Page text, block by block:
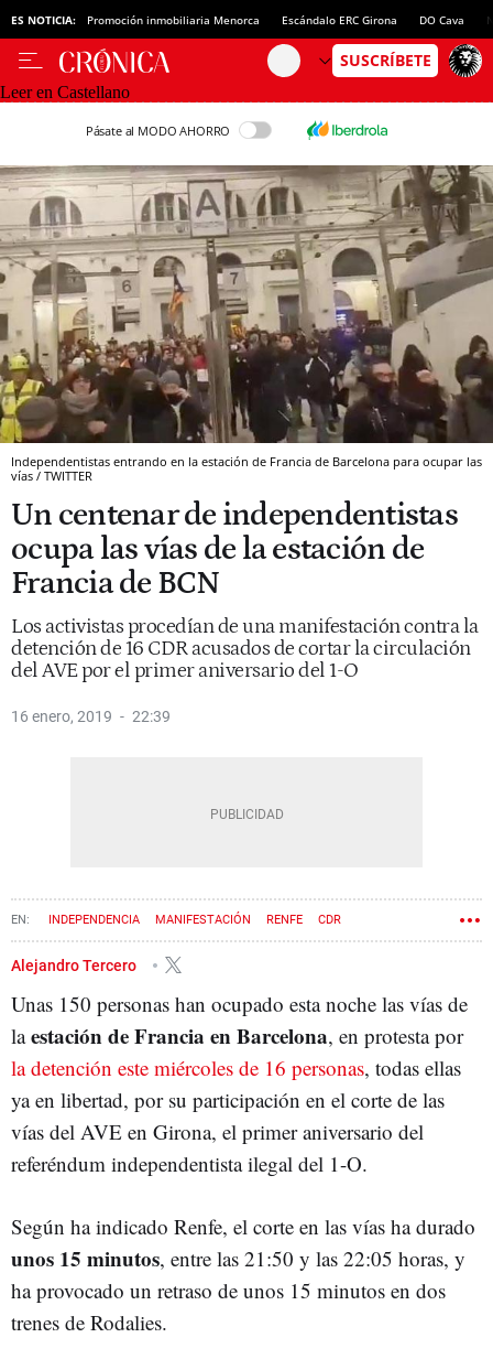
ES NOTICIA: Promoción inmobiliaria Menorca Escándalo ERC Girona DO Cava
Leer en Castellano
Pásate al MODO AHORRO
Independentistas entrando en la estación de Francia de Barcelona para ocupar las
vías / TWITTER
Un centenar de independentistas
ocupa las vías de la estación de
Francia de BCN
Los activistas procedían de una manifestación contra la
detención de 16 CDR acusados de cortar la circulación
del AVE por el primer aniversario del 1-O
16 enero, 2019 22:39
INDEPENDENCIA MANIFESTACIÓN RENFE CDR
Alejandro Tercero
Unas 150 personas han ocupado esta noche las vías de
laestación de Francia en Barcelona, en protesta por
la detención este miércoles de 16 personas, todas ellas
ya en libertad, por su participación en el corte de las
vías del AVE en Girona, el primer aniversario del
referéndum independentista ilegal del 1-O.
Según ha indicado Renfe, el corte en las vías ha durado
unos 15 minutos, entre las 21:50 y las 22:05 horas, y
ha provocado un retraso de unos 15 minutos en dos
trenes de Rodalies.